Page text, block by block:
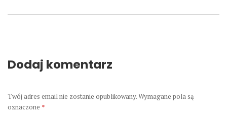
Dodaj komentarz
Twój adres email nie zostanie opublikowany.Wymagane pola są
oznaczone *